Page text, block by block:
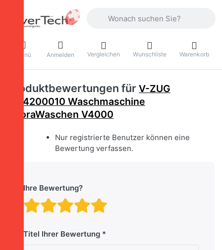
Menü Anmelden Vergleichen Wunschliste Warenkorb
Produktbewertungen für V-ZUG
1104200010 Waschmaschine
AdoraWaschen V4000
Nur registrierte Benutzer können eine
Bewertung verfassen.
Ihre Bewertung?
Bewertung: 4 von
Bewertung: 3 von 5
Bewertung: 2 von 5
Bewertung: 1 von 5
Titel Ihrer Bewertung